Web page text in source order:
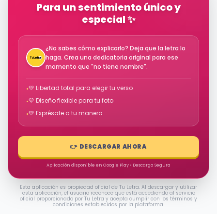
Para un sentimiento único y
especial ✨
¿No sabes cómo explicarlo? Deja que la letra lo
haga. Crea una dedicatoria original para ese
momento que "no tiene nombre".
•💛 Libertad total para elegir tu verso
•💛 Diseño flexible para tu foto
•💛 Exprésate a tu manera
👉 DESCARGAR AHORA
Aplicación disponible en Google Play • Descarga Segura
Esta aplicación es propiedad oficial de Tu Letra. Al descargar y utilizar
esta aplicación, el usuario reconoce que está accediendo al servicio
oficial proporcionado por Tu Letra y acepta cumplir con los términos y
condiciones establecidos por la plataforma.